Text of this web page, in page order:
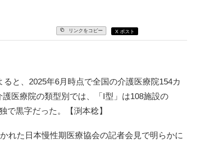
リンクをコピー X ポスト
と、2025年6月時点で全国の介護医療院154カ
医療院の類型別では、「I型」は108施設の
で黒字だった。【渕本稔】
れた日本慢性期医療協会の記者会見で明らかに